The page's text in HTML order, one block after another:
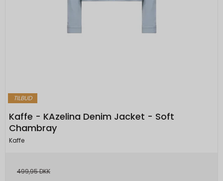
TILBUD
Kaffe - KAzelina Denim Jacket - Soft
Chambray
Kaffe
499,95 DKK